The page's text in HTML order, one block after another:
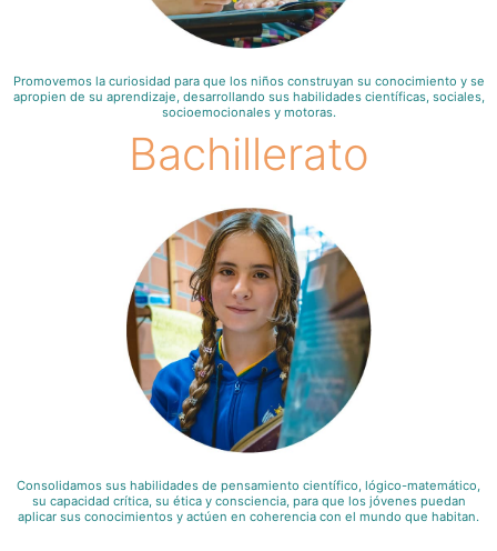
Promovemos la curiosidad para que los niños construyan su conocimiento y se
apropien de su aprendizaje, desarrollando sus habilidades científicas, sociales,
socioemocionales y motoras.
Bachillerato
Consolidamos sus habilidades de pensamiento científico, lógico-matemático,
su capacidad crítica, su ética y consciencia, para que los jóvenes puedan
aplicar sus conocimientos y actúen en coherencia con el mundo que habitan.